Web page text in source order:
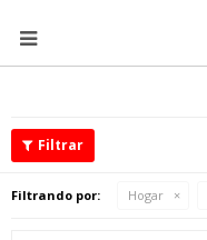

Filtrando por: Hogar